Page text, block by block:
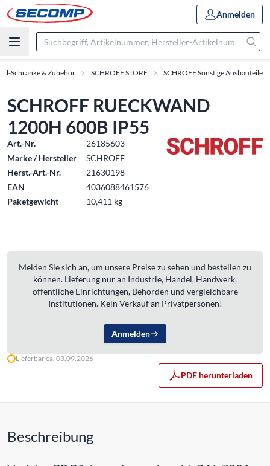
Anmelden
Schränke & Zubehör SCHROFF STORE SCHROFF Sonstige Ausbauteile
SCHROFF RUECKWAND
1200H 600B IP55
Art.-Nr.
26185603
Marke / Hersteller
SCHROFF
Herst.-Art.-Nr.
21630198
EAN
4036088461576
Paketgewicht
10,411 kg
Melden Sie sich an, um unsere Preise zu sehen und bestellen zu
können. Lieferung nur an Industrie, Handel, Handwerk,
öffentliche Einrichtungen, Behörden und vergleichbare
Institutionen. Kein Verkauf an Privatpersonen!
Anmelden
Lieferbar ca. 03.09.2026
PDF herunterladen
Beschreibung